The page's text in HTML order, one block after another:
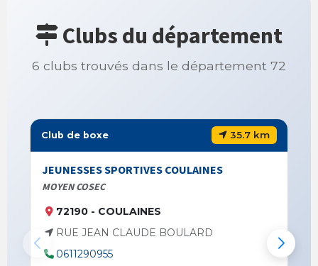
Clubs du département
6 clubs trouvés dans le département 72
Club de boxe 35.7 km
JEUNESSES SPORTIVES COULAINES
MOYEN COSEC
72190 - COULAINES
RUE JEAN CLAUDE BOULARD
0611290955